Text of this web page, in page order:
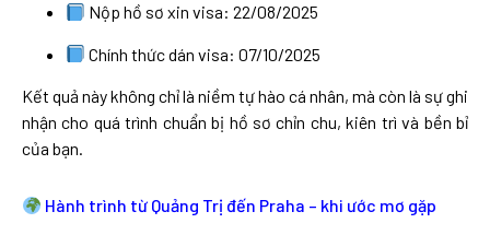
Nộp hồ sơ xin visa: 22/08/2025
Chính thức dán visa: 07/10/2025
Kết quả này không chỉ là niềm tự hào cá nhân, mà còn là sự ghi
nhận cho quá trình chuẩn bị hồ sơ chỉn chu, kiên trì và bền bỉ
của bạn.
Hành trình từ Quảng Trị đến Praha – khi ước mơ gặp